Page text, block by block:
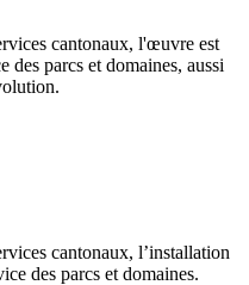
cantonaux, l'œuvre est
des parcs et domaines, aussi
cantonaux, l’installation
des parcs et domaines.